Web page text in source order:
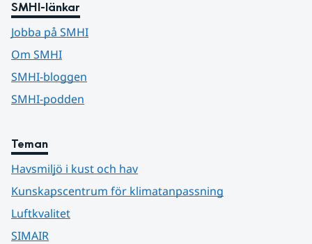
SMHI-länkar
Jobba på SMHI
Om SMHI
SMHI-bloggen
SMHI-podden
Teman
Havsmiljö i kust och hav
Kunskapscentrum för klimatanpassning
Luftkvalitet
SIMAIR